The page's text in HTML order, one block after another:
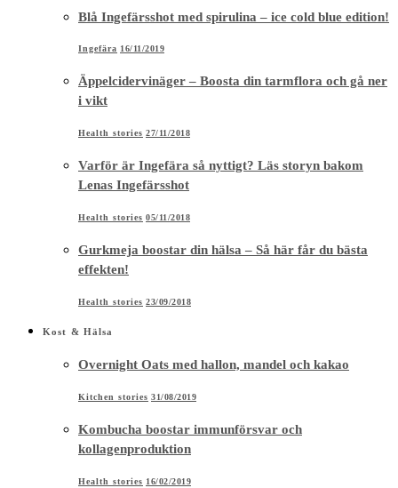
Blå Ingefärsshot med spirulina – ice cold blue edition!
Ingefära 16/11/2019
Äppelcidervinäger – Boosta din tarmflora och gå ner
i vikt
Health stories 27/11/2018
Varför är Ingefära så nyttigt? Läs storyn bakom
Lenas Ingefärsshot
Health stories 05/11/2018
Gurkmeja boostar din hälsa – Så här får du bästa
effekten!
Health stories 23/09/2018
Kost & Hälsa
Overnight Oats med hallon, mandel och kakao
Kitchen stories 31/08/2019
Kombucha boostar immunförsvar och
kollagenproduktion
Health stories 16/02/2019